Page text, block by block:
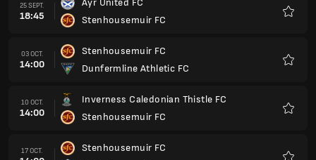
25 SEPT.
18:45
Ayr United FC
Stenhousemuir FC
03 OCT.
14:00
Stenhousemuir FC
Dunfermline Athletic FC
10 OCT.
14:00
Inverness Caledonian Thistle FC
Stenhousemuir FC
17 OCT.
Stenhousemuir FC